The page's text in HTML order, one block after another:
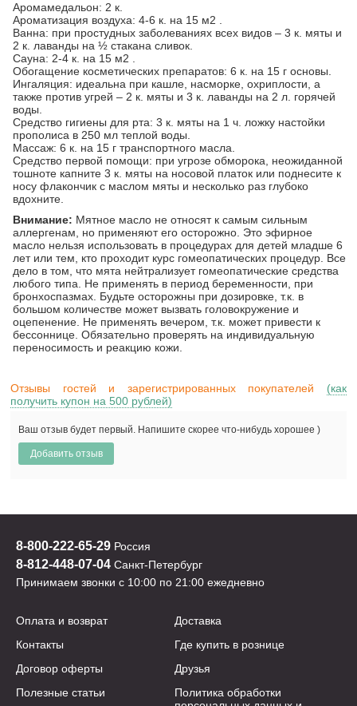
Аромамедальон: 2 к.
Ароматизация воздуха: 4-6 к. на 15 м2 .
Ванна: при простудных заболеваниях всех видов – 3 к. мяты и
2 к. лаванды на ½ стакана сливок.
Сауна: 2-4 к. на 15 м2 .
Обогащение косметических препаратов: 6 к. на 15 г основы.
Ингаляция: идеальна при кашле, насморке, охриплости, а
также против угрей – 2 к. мяты и 3 к. лаванды на 2 л. горячей
воды.
Средство гигиены для рта: 3 к. мяты на 1 ч. ложку настойки
прополиса в 250 мл теплой воды.
Массаж: 6 к. на 15 г транспортного масла.
Средство первой помощи: при угрозе обморока, неожиданной
тошноте капните 3 к. мяты на носовой платок или поднесите к
носу флакончик с маслом мяты и несколько раз глубоко
вдохните.
Внимание: Мятное масло не относят к самым сильным
аллергенам, но применяют его осторожно. Это эфирное
масло нельзя использовать в процедурах для детей младше 6
лет или тем, кто проходит курс гомеопатических процедур. Все
дело в том, что мята нейтрализует гомеопатические средства
любого типа. Не применять в период беременности, при
бронхоспазмах. Будьте осторожны при дозировке, т.к. в
большом количестве может вызвать головокружение и
оцепенение. Не применять вечером, т.к. может привести к
бессоннице. Обязательно проверять на индивидуальную
переносимость и реакцию кожи.
Отзывы гостей и зарегистрированных покупателей (как
получить купон на 500 рублей)
Ваш отзыв будет первый. Напишите скорее что-нибудь хорошее )
8-800-222-65-29 Россия
8-812-448-07-04 Санкт-Петербург
Принимаем звонки с 10:00 по 21:00 ежедневно
Оплата и возврат
Доставка
Контакты
Где купить в рознице
Договор оферты
Друзья
Полезные статьи
Политика обработки